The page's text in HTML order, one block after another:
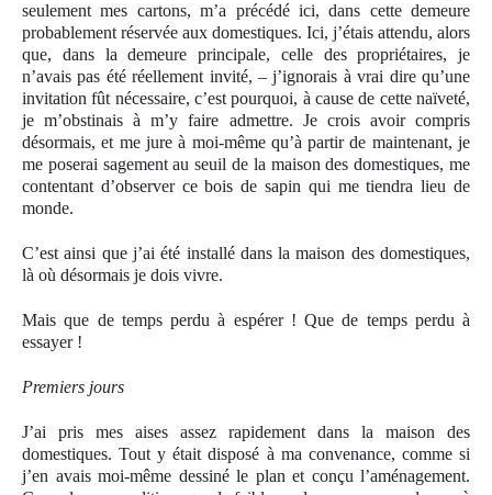
seulement mes cartons, m’a précédé ici, dans cette demeure
probablement réservée aux domestiques. Ici, j’étais attendu, alors
que, dans la demeure principale, celle des propriétaires, je
n’avais pas été réellement invité, – j’ignorais à vrai dire qu’une
invitation fût nécessaire, c’est pourquoi, à cause de cette naïveté,
je m’obstinais à m’y faire admettre. Je crois avoir compris
désormais, et me jure à moi-même qu’à partir de maintenant, je
me poserai sagement au seuil de la maison des domestiques, me
contentant d’observer ce bois de sapin qui me tiendra lieu de
monde.
C’est ainsi que j’ai été installé dans la maison des domestiques,
là où désormais je dois vivre.
Mais que de temps perdu à espérer ! Que de temps perdu à
essayer !
Premiers jours
J’ai pris mes aises assez rapidement dans la maison des
domestiques. Tout y était disposé à ma convenance, comme si
j’en avais moi-même dessiné le plan et conçu l’aménagement.